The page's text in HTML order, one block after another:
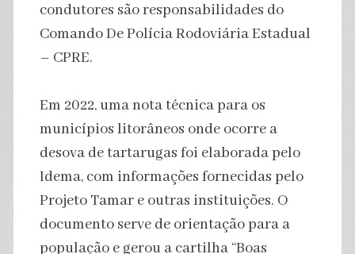
condutores são responsabilidades do
Comando De Polícia Rodoviária Estadual
– CPRE.
Em 2022, uma nota técnica para os
municípios litorâneos onde ocorre a
desova de tartarugas foi elaborada pelo
Idema, com informações fornecidas pelo
Projeto Tamar e outras instituições. O
documento serve de orientação para a
população e gerou a cartilha “Boas